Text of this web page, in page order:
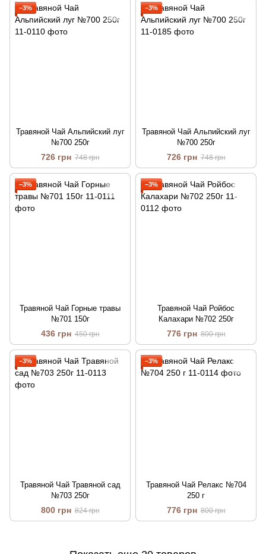
−3%
Травяной Чай Альпийский луг
№700 250г
726 грн 748 грн
−3%
Травяной Чай Альпийский луг
№700 250г
726 грн 748 грн
−3%
Травяной Чай Горные травы
№701 150г
436 грн 450 грн
−3%
Травяной Чай Ройбос
Калахари №702 250г
776 грн 800 грн
−3%
Травяной Чай Травяной сад
№703 250г
800 грн 824 грн
−3%
Травяной Чай Релакс №704
250 г
776 грн 800 грн